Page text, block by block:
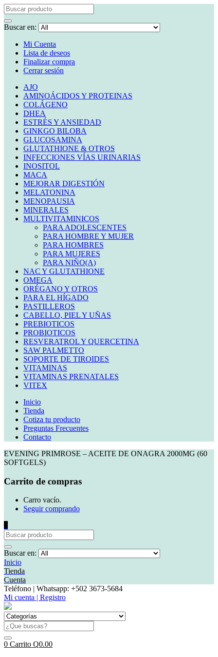
Buscar en:
Mi Cuenta
Lista de deseos
Finalizar compra
Cerrar sesión
AJO
AMINOÁCIDOS Y PROTEINAS
COLÁGENO
DHEA
ESTRÉS Y ANSIEDAD
GINKGO BILOBA
GLUCOSAMINA
GLUTATHIONE & OTROS
INFECCIONES VÍAS URINARIAS
INOSITOL
MACA
MEJORAR DIGESTIÓN
MELATONINA
MENOPAUSIA
MINERALES
MULTIVITAMINICOS
PARA ADOLESCENTES
PARA HOMBRE Y MUJER
PARA HOMBRES
PARA MUJERES
PARA NIÑO(A)
NAC Y GLUTATHIONE
OMEGA
ORÉGANO Y OTROS
PARA EL HÍGADO
PASTILLEROS
CABELLO, PIEL Y UÑAS
PREBIOTICOS
PROBIOTICOS
RESVERATROL Y QUERCETINA
SAW PALMETTO
SOPORTE DE TIROIDES
VITAMINAS
VITAMINAS PRENATALES
VITEX
Inicio
Tienda
Cotiza tu producto
Preguntas Frecuentes
Contacto
EVENING PRIMROSE – ACEITE DE ONAGRA 2000MG (60
SOFTGELS)
Carrito de compras
Carro vacío.
Seguir comprando
Buscar en:
Inicio
Tienda
Cuenta
Teléfono | Whatsapp: +502 3673-5684
Mi cuenta | Registro
0 Carrito Q0.00